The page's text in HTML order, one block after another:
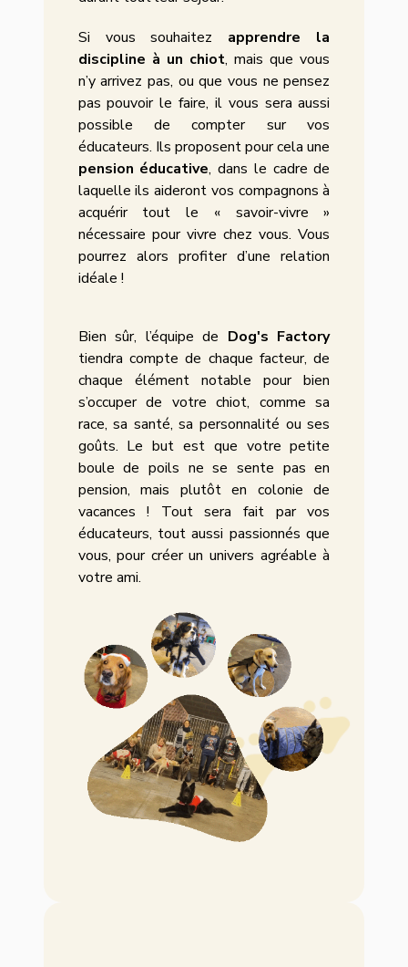
Si vous souhaitez apprendre la
discipline à un chiot, mais que vous
n’y arrivez pas, ou que vous ne pensez
pas pouvoir le faire, il vous sera aussi
possible de compter sur vos
éducateurs. Ils proposent pour cela une
pension éducative, dans le cadre de
laquelle ils aideront vos compagnons à
acquérir tout le « savoir-vivre »
nécessaire pour vivre chez vous. Vous
pourrez alors profiter d’une relation
idéale !
Bien sûr, l’équipe de Dog's Factory
tiendra compte de chaque facteur, de
chaque élément notable pour bien
s’occuper de votre chiot, comme sa
race, sa santé, sa personnalité ou ses
goûts. Le but est que votre petite
boule de poils ne se sente pas en
pension, mais plutôt en colonie de
vacances ! Tout sera fait par vos
éducateurs, tout aussi passionnés que
vous, pour créer un univers agréable à
votre ami.